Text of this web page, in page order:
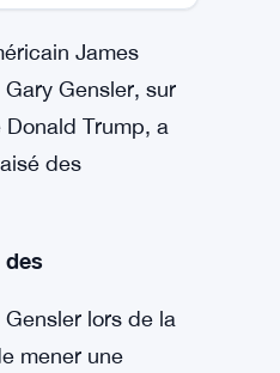
James
Gensler, sur
Trump, a
des
des
lors de la
mener une